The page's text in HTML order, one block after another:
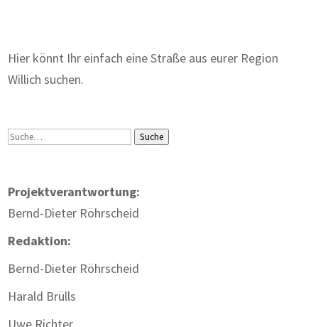
Hier könnt Ihr einfach eine Straße aus eurer Region
Willich suchen.
Suche Suche
Projektverantwortung:
Bernd-Dieter Röhrscheid
Redaktion:
Bernd-Dieter Röhrscheid
Harald Brülls
Uwe Richter